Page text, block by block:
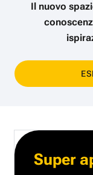
Il nuovo
Super